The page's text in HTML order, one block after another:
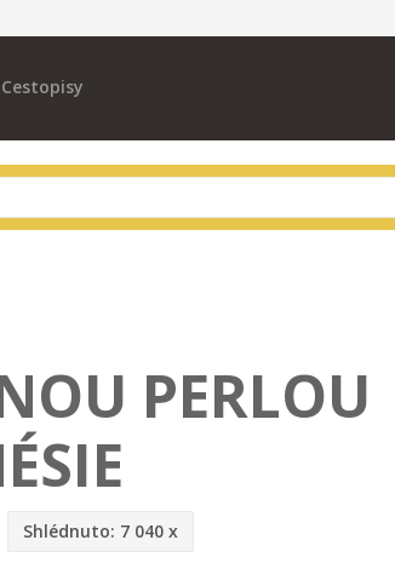
Cestopisy
PERLOU
Shlédnuto: 7 040 x